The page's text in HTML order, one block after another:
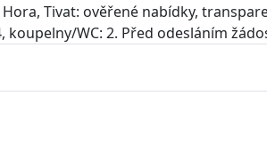
Tivat: ověřené nabídky,
koupelny/WC: 2. Před odesláním